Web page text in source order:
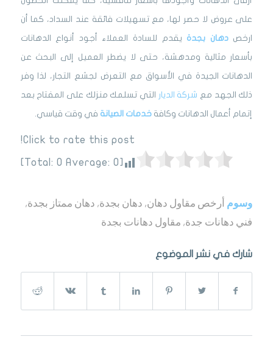
على عروض لا حصر لها، مع تسهيلات فائقة عند السداد، كما أن
ارخصدهان بجدة يقدم للسادة العملاء أجود أنواع الدهانات
بأسعار مثالية ومدهشة، حتى لا يضطر العميل إلى البحث عن
الدهانات الجيدة في الأسواق مع التعرض لجشع التجار، لذا وفر
ذلك الجهد مع شركة الديار التي تسلمك منزلك على المفتاح بعد
إتمام أعمال الدهانات وكافة خدمات الصيانة في وقت قياسي.
Click to rate this post!
[Total:
0 Average: 0
]
وسوم أرخص مقاول دهان, دهان بجدة, دهان ممتاز بجدة,
فني دهانات جدة, مقاول دهانات بجدة
شارك في نشر الموضوع